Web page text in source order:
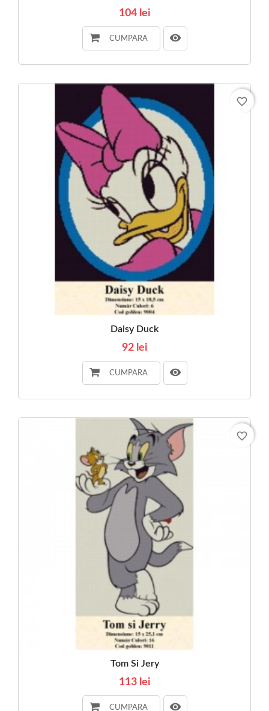
104 lei
CUMPARA
Daisy Duck
92 lei
CUMPARA
favorite_border
Tom Si Jery
113 lei
CUMPARA
favorite_border